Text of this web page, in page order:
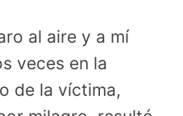
al aire y a mí
veces en la
de la víctima,